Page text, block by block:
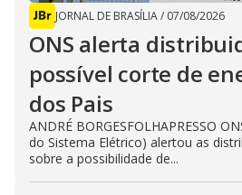
JORNAL DE BRASÍLIA/ 07/08/2026
ONS alerta
possível corte de
dos Pais
ANDRÉ BORGESFOLHAPRESSO
do Sistema Elétrico) alertou as
sobre a possibilidade de...